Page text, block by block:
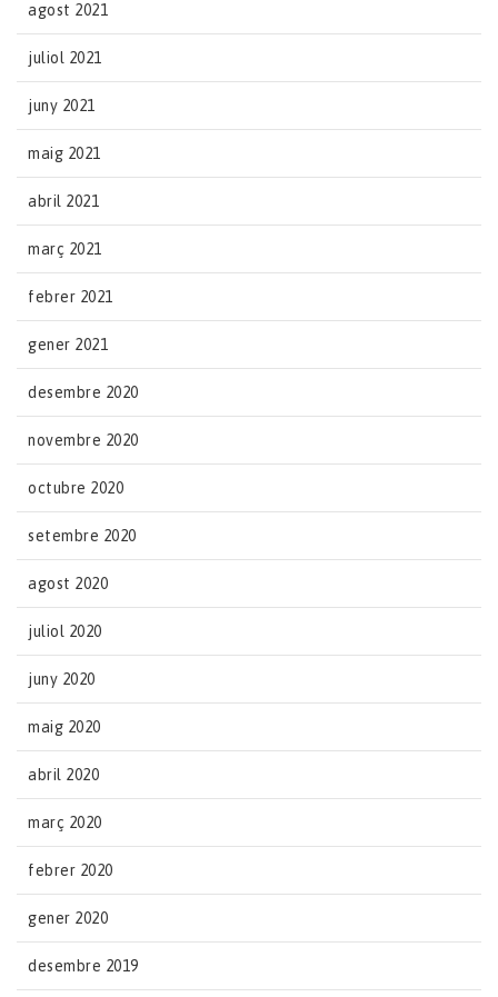
agost 2021
juliol 2021
juny 2021
maig 2021
abril 2021
març 2021
febrer 2021
gener 2021
desembre 2020
novembre 2020
octubre 2020
setembre 2020
agost 2020
juliol 2020
juny 2020
maig 2020
abril 2020
març 2020
febrer 2020
gener 2020
desembre 2019